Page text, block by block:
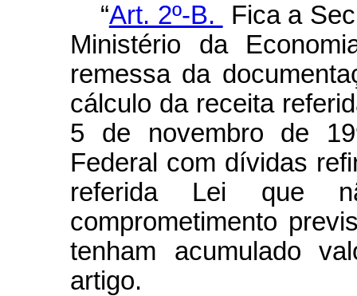
“Art. 2º-B.
Fica a
Ministério da
remessa da
cálculo da receita
5 de novembro de
Federal com dívidas
referida Lei que
comprometimento
tenham acumulado
artigo.